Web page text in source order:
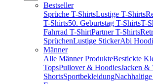
Bestseller
Sprüche T-ShirtsLustige T-Shirts
T-Shirts50. Geburtstag T-ShirtsT-
Fahrrad T-ShirtPartner T-Shirts
SprüchenLustige StickerAbi
Männer
Alle Männer ProdukteBestickte
TopsPullover & HoodiesJacken &
ShortsSportbekleidung